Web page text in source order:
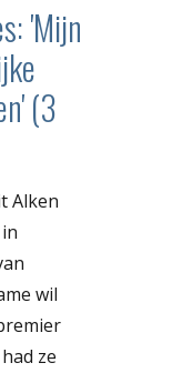
'Mijn
(3
Alken
wil
ze